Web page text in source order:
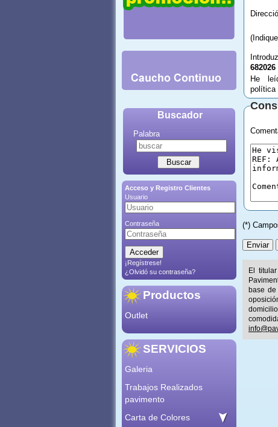
Buscador
Palabra
Acceso y Registro Clientes
Usuario
Contraseña
¡Regístrese!
¿Olvidó su contraseña?
Productos
Outlet
SERVICIOS
Galeria
Trabajos Realizados
pavimento
Carta de Colores
682026
He
política
(*)
El
base de